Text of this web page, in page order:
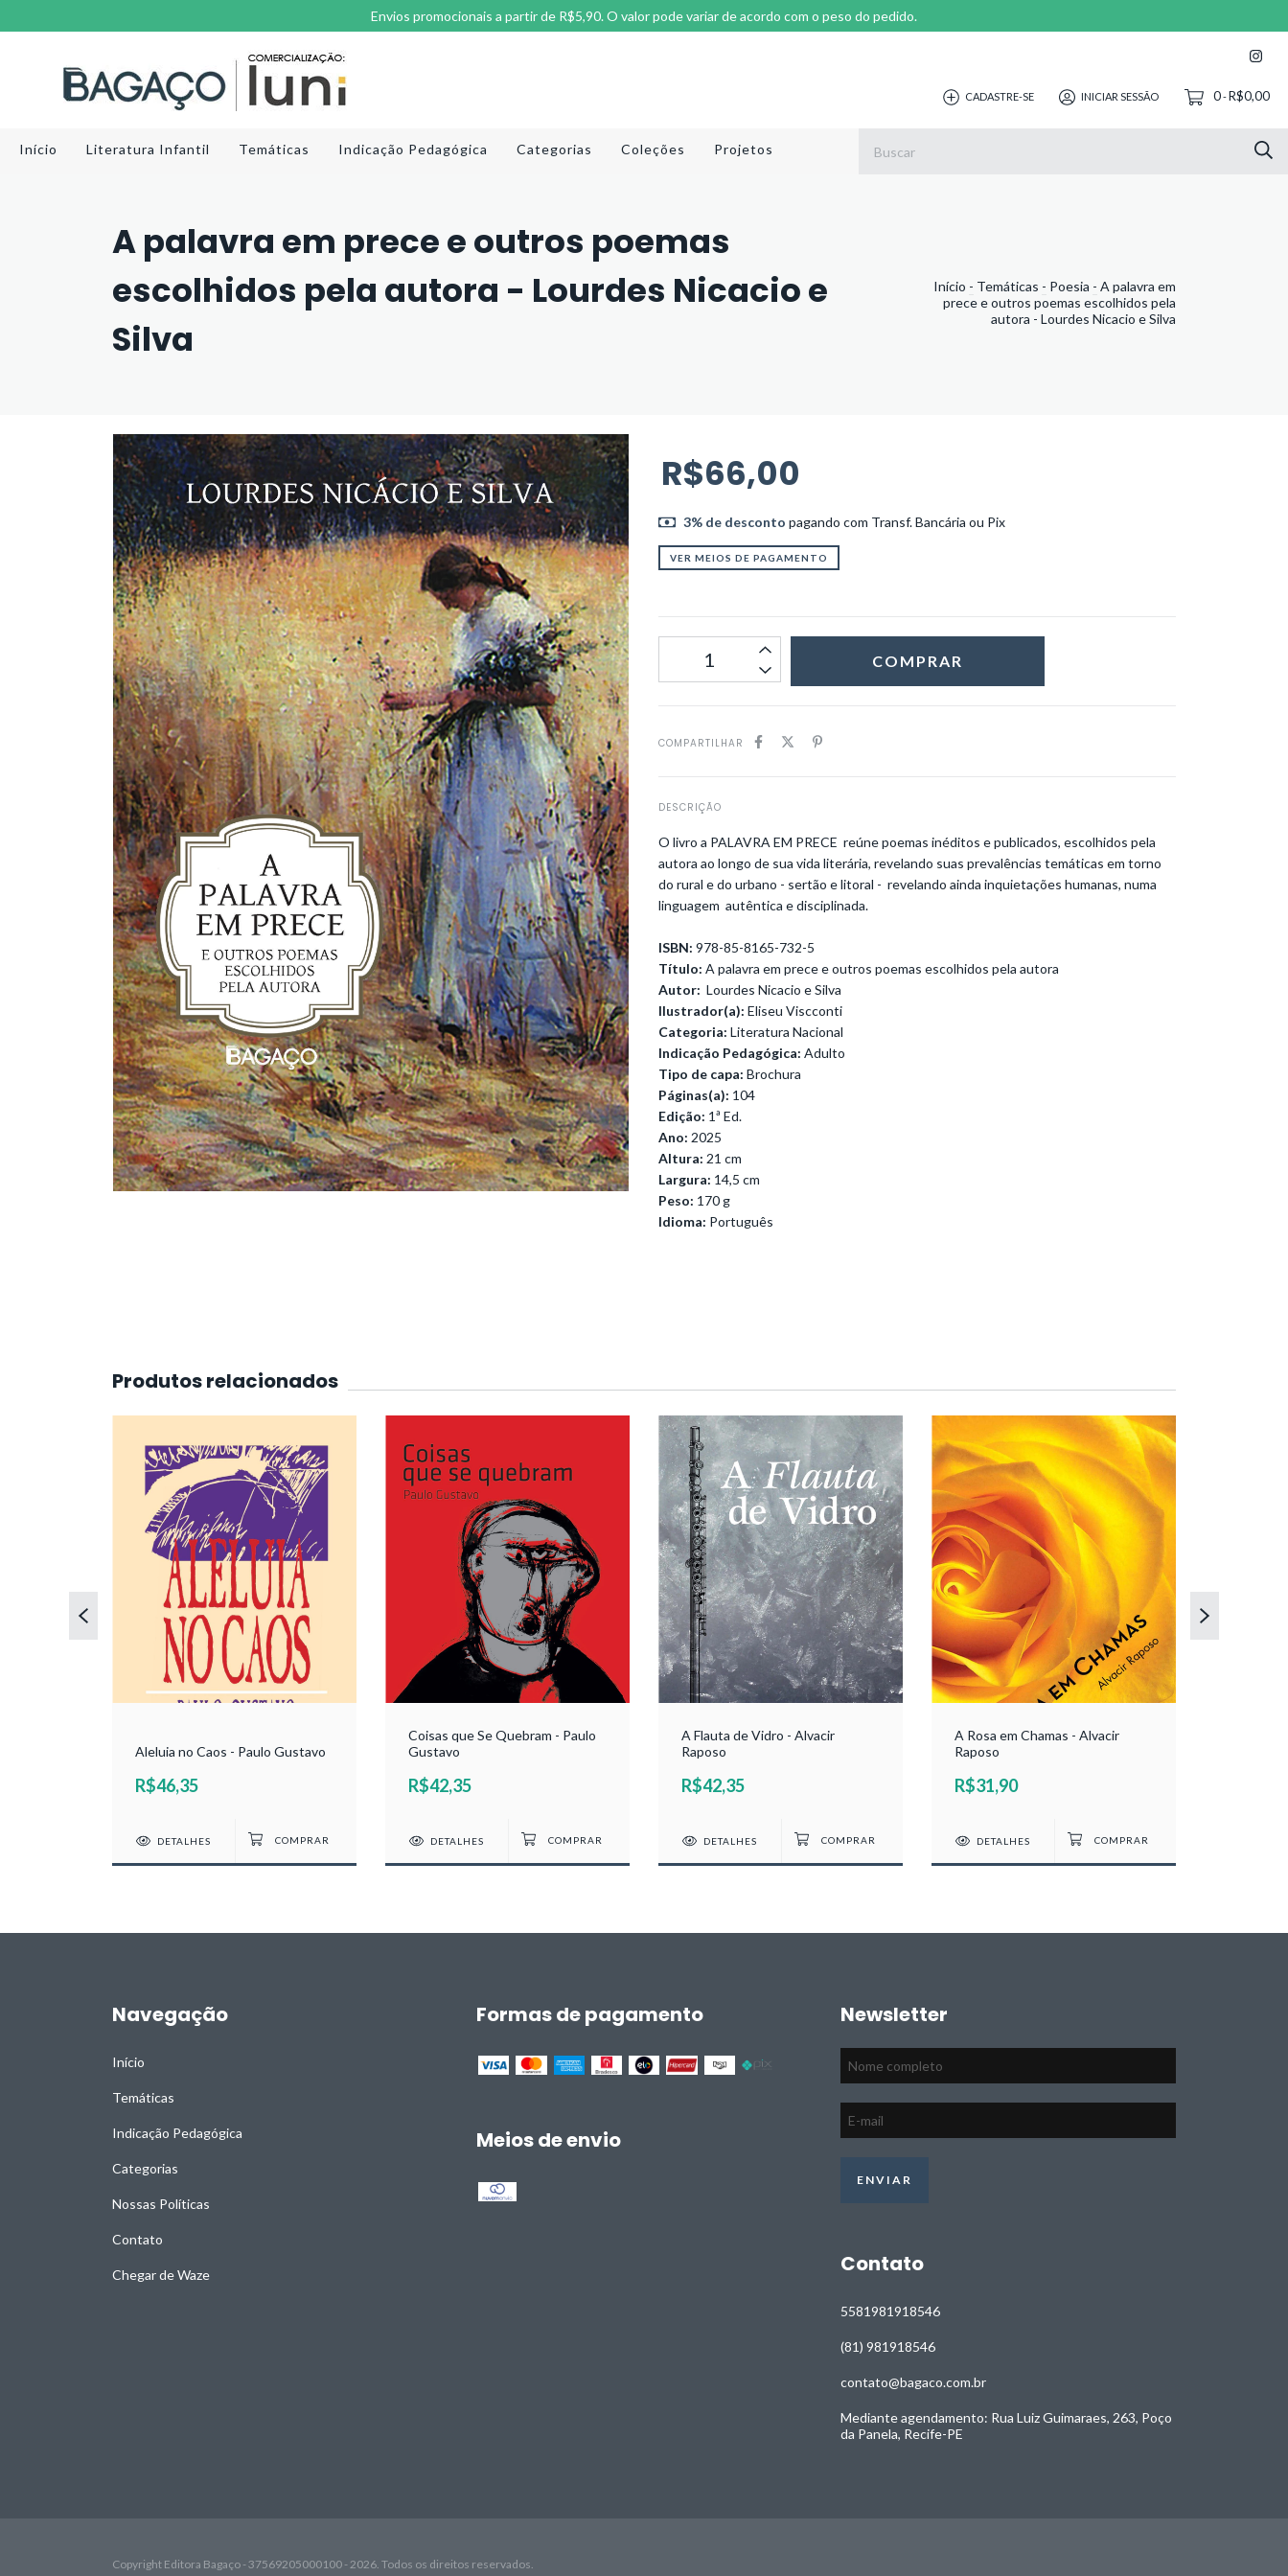
Envios promocionais a partir de R$5,90. O valor pode variar de acordo com o peso do pedido.
CADASTRE-SE INICIAR SESSÃO 0-R$0,00
Início Literatura Infantil Temáticas Indicação Pedagógica Categorias Coleções Projetos
A palavra em prece e outros poemas
escolhidos pela autora - Lourdes Nicacio e
Silva
Início - Temáticas - Poesia - A palavra em
prece e outros poemas escolhidos pela
autora - Lourdes Nicacio e Silva
R$66,00
3% de desconto pagando com Transf. Bancária ou Pix
VER MEIOS DE PAGAMENTO
COMPARTILHAR
DESCRIÇÃO
O livro a PALAVRA EM PRECE reúne poemas inéditos e publicados, escolhidos pela
autora ao longo de sua vida literária, revelando suas prevalências temáticas em torno
do rural e do urbano - sertão e litoral - revelando ainda inquietações humanas, numa
linguagem autêntica e disciplinada.
ISBN: 978-85-8165-732-5
Título: A palavra em prece e outros poemas escolhidos pela autora
Autor: Lourdes Nicacio e Silva
Ilustrador(a): Eliseu Viscconti
Categoria: Literatura Nacional
Indicação Pedagógica: Adulto
Tipo de capa: Brochura
Páginas(a): 104
Edição: 1ª Ed.
Ano: 2025
Altura: 21 cm
Largura: 14,5 cm
Peso: 170 g
Idioma: Português
Produtos relacionados
Aleluia no Caos - Paulo Gustavo
R$46,35
DETALHES
Coisas que Se Quebram - Paulo
Gustavo
R$42,35
DETALHES
A Flauta de Vidro - Alvacir
Raposo
R$42,35
DETALHES
A Rosa em Chamas - Alvacir
Raposo
R$31,90
DETALHES
Navegação
Início
Temáticas
Indicação Pedagógica
Categorias
Nossas Políticas
Contato
Chegar de Waze
Formas de pagamento
Meios de envio
Newsletter
Contato
5581981918546
(81) 981918546
contato@bagaco.com.br
Mediante agendamento: Rua Luiz Guimaraes, 263, Poço
da Panela, Recife-PE
Copyright Editora Bagaço - 37569205000100 - 2026. Todos os direitos reservados.